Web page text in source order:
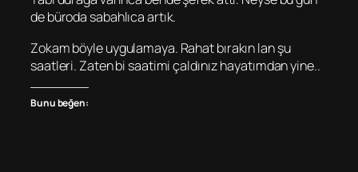
de büroda sabahlıca artık.
Zokam böyle uygulamaya. Rahat bırakın lan şu
saatleri. Zaten bi saatimi çaldınız hayatımdan yine..
Bunu beğen: